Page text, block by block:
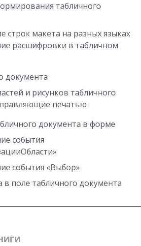
табличного
строк макета на разных языках
расшифровки в табличном
документа
и рисунков табличного
печатью
документа в форме
события
события «Выбор»
поле табличного документа